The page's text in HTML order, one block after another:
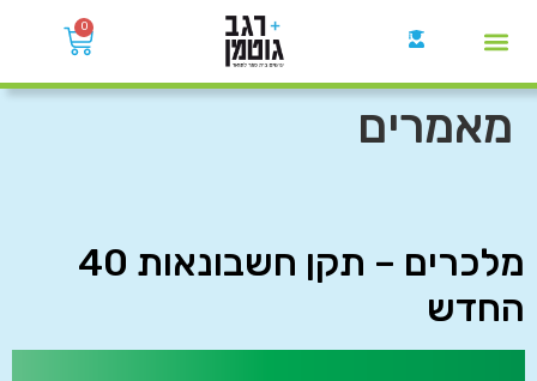
0
מאמרים
מלכרים – תקן חשבונאות 40
החדש